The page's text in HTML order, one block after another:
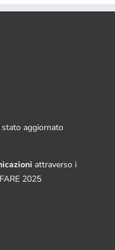
stato aggiornato
attraverso i
2025